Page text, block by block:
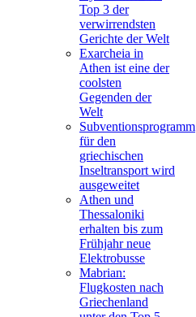
Top 3 der
verwirrendsten
Gerichte der Welt
Exarcheia in
Athen ist eine der
coolsten
Gegenden der
Welt
Subventionsprogramm
für den
griechischen
Inseltransport wird
ausgeweitet
Athen und
Thessaloniki
erhalten bis zum
Frühjahr neue
Elektrobusse
Mabrian:
Flugkosten nach
Griechenland